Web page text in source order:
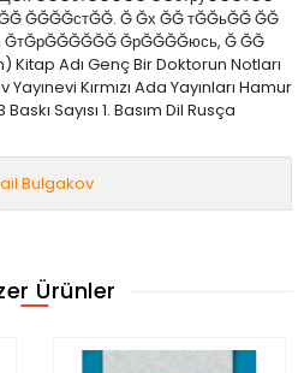
ĞĞĞĞстĞĞ. Ğ Ğх ĞĞ тĞĞьĞĞ ĞĞ
ĞрĞĞĞĞюсь, Ğ ĞĞ
Kitap Adı Genç Bir Doktorun Notları
Kırmızı Ada Yayınları Hamur
Sayısı 1. Basım Dil Rusça
Bulgakov
Ürünler